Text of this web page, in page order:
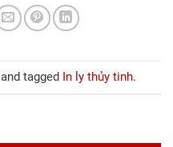
and tagged In ly thủy tinh.